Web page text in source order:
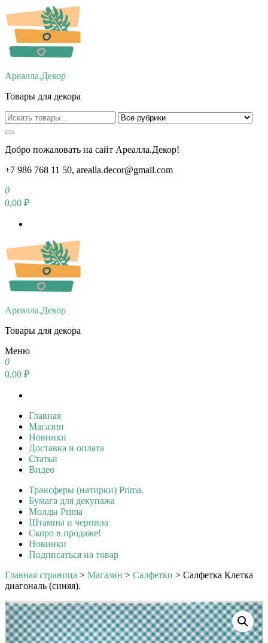
Перейти
к
содержимому
Ареалла.Декор
Товары для декора
Добро пожаловать на сайт Ареалла.Декор!
+7 986 768 11 50, arealla.decor@gmail.com
0
0,00 ₽
Ареалла.Декор
Товары для декора
Меню
0
0,00 ₽
Главная
Магазин
Новинки
Доставка и оплата
Статьи
Видео
Трансферы (натирки) Prima.
Бумага для декупажа
Молды Prima
Штампы и чернила
Скоро в продаже!
Новинки
Подписаться на товар
Главная страница > Магазин > Салфетки > Салфетка Клетка
диагональ (синяя).